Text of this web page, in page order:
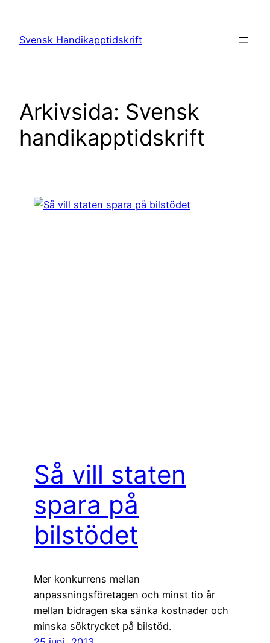
innehåll
Svensk Handikapptidskrift
Arkivsida: Svensk
handikapptidskrift
Så vill staten
spara på
bilstödet
Mer konkurrens mellan
anpassningsföretagen och minst tio år
mellan bidragen ska sänka kostnader och
minska söktrycket på bilstöd.